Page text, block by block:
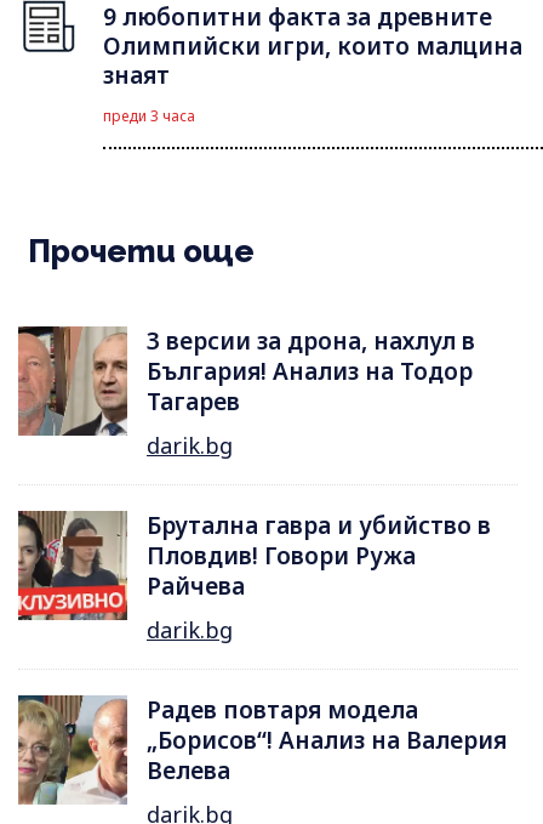
9 любопитни факта за древните
Олимпийски игри, които малцина
знаят
преди 3 часа
Прочети още
3 версии за дрона, нахлул в
България! Анализ на Тодор
Тагарев
darik.bg
Брутална гавра и убийство в
Пловдив! Говори Ружа
Райчева
darik.bg
Радев повтаря модела
„Борисов“! Анализ на Валерия
Велева
darik.bg